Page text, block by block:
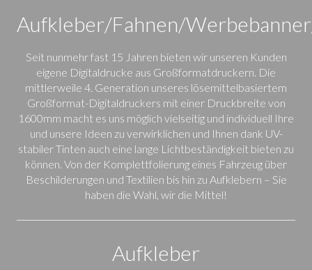
Aufkleber/Fahnen/
Seit nunmehr fast 15 Jahren bieten wir unseren Kunden
eigene Digitaldrucke aus Großformatdruckern. Die
mittlerweile 4. Generation unseres lösemittelbasiertem
Großformat-Digitaldruckers mit einer Druckbreite von
1600mm macht es uns möglich vielseitig und individuell Ihre
und unsere Ideen zu verwirklichen und Ihnen dank UV-
stabiler Tinten auch eine lange Lichtbeständigkeit bieten zu
können. Von der Komplettfolierung eines Fahrzeug über
Beschilderungen und Textilien bis hin zu Aufklebern – Sie
haben die Wahl, wir die Mittel!
Aufkleber